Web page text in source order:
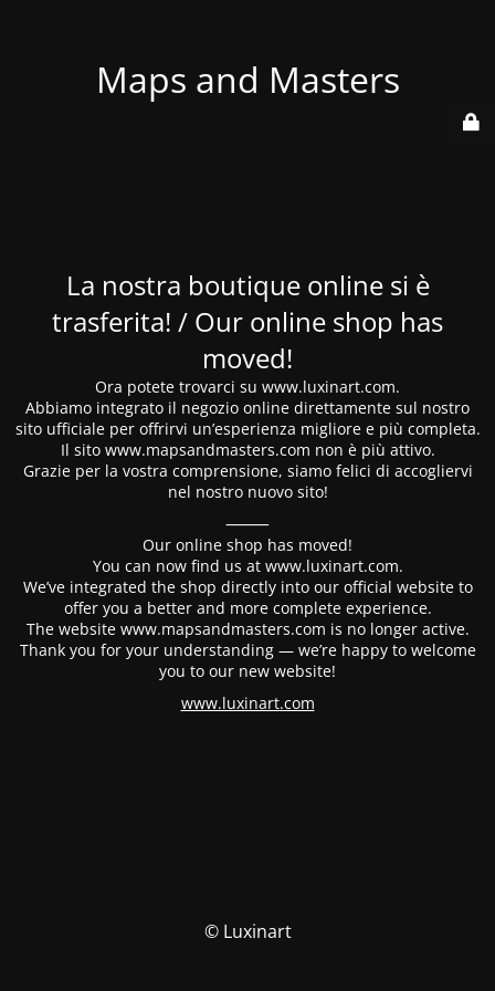
Maps and Masters
La nostra boutique online si è
trasferita! / Our online shop has
moved!
Ora potete trovarci su www.luxinart.com.
Abbiamo integrato il negozio online direttamente sul nostro
sito ufficiale per offrirvi un’esperienza migliore e più completa.
Il sito www.mapsandmasters.com non è più attivo.
Grazie per la vostra comprensione, siamo felici di accogliervi
nel nostro nuovo sito!
⸻
Our online shop has moved!
You can now find us at www.luxinart.com.
We’ve integrated the shop directly into our official website to
offer you a better and more complete experience.
The website www.mapsandmasters.com is no longer active.
Thank you for your understanding — we’re happy to welcome
you to our new website!
www.luxinart.com
© Luxinart